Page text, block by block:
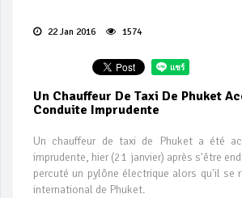
22 Jan 2016 1574
Un Chauffeur De Taxi De Phuket
Conduite Imprudente
Un chauffeur de taxi de Phuket a été
imprudente, hier (21 janvier) après s'être
percuté un pylône électrique alors qu'il se
international de Phuket.